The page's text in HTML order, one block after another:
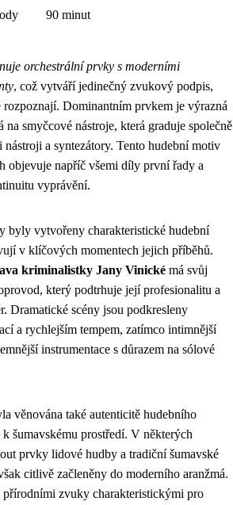
90 minut
orchestrální prvky s moderními
, což vytváří jedinečný zvukový podpis,
Dominantním prvkem je výrazná
na smyčcové nástroje, která graduje společně
a syntezátory. Tento hudební motiv
objevuje napříč všemi díly první řady a
vyprávění.
byly vytvořeny charakteristické hudební
v klíčových momentech jejich příběhů.
kriminalistky Jany Vinické má svůj
který podtrhuje její profesionalitu a
Dramatické scény jsou podkresleny
a rychlejším tempem, zatímco intimnější
instrumentace s důrazem na sólové
věnována také autenticitě hudebního
šumavskému prostředí. V některých
prvky lidové hudby a tradiční šumavské
citlivě začleněny do moderního aranžmá.
přírodními zvuky charakteristickými pro